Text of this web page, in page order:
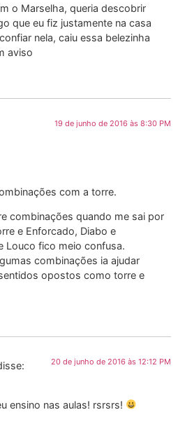
o Marselha, queria descobrir
que eu fiz justamente na casa
nela, caiu essa belezinha
aviso
19 de junho de 2016 às 8:30 PM
com a torre.
combinações quando me sai por
e Enforcado, Diabo e
Louco fico meio confusa.
combinações ia ajudar
opostos como torre e
20 de junho de 2016 às 12:12 PM
ensino nas aulas! rsrsrs!